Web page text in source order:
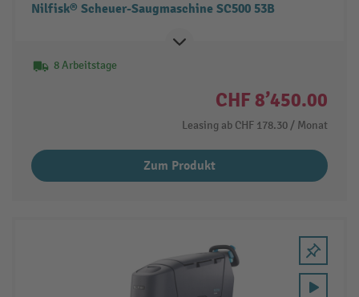
Nilfisk® Scheuer-Saugmaschine SC500 53B
8 Arbeitstage
CHF 8’450.00
Leasing ab CHF 178.30/ Monat
Zum Produkt